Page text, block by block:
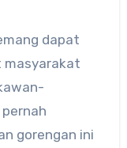
dapat
masyarakat
gorengan ini